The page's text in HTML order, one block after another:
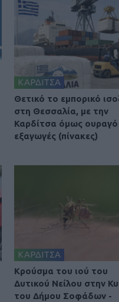
ΚΑΡΔΙΤΣΑ
Θετικό το εμπορικό
στη Θεσσαλία, με την
Καρδίτσα όμως ουραγό
εξαγωγές (πίνακες)
ΚΑΡΔΙΤΣΑ
Κρούσμα του ιού του
Δυτικού Νείλου στην
του Δήμου Σοφάδων -